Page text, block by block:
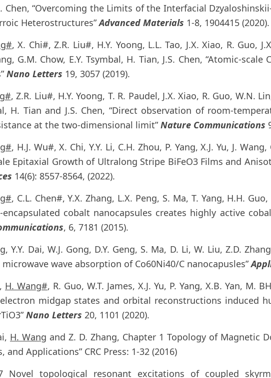
Chen, “Overcoming the Limits of the Interfacial
Heterostructures”Advanced Materials 1-8, 1904415 (2020).
, X. Chi#, Z.R. Liu#, H.Y. Yoong, L.L. Tao, J.X. Xiao, R. Guo,
G.M. Chow, E.Y. Tsymbal, H. Tian, J.S. Chen, “Atomic-
Nano Letters 19, 3057 (2019).
, Z.R. Liu#, H.Y. Yoong, T. R. Paudel, J.X. Xiao, R. Guo, W.N.
H. Tian and J.S. Chen, “Direct observation of room-
at the two-dimensional limit” Nature Communications
, H.J. Wu#, X. Chi, Y.Y. Li, C.H. Zhou, P. Yang, X.J. Yu, J.
Epitaxial Growth of Ultralong Stripe BiFeO3 Films and
14(6): 8557-8564, (2022).
, C.L. Chen#, Y.X. Zhang, L.X. Peng, S. Ma, T. Yang, H.H.
encapsulated cobalt nanocapsules creates highly active
, 6, 7181 (2015).
, Y.Y. Dai, W.J. Gong, D.Y. Geng, S. Ma, D. Li, W. Liu, Z.D.
microwave wave absorption of Co60Ni40/C nanocapusles”
H. Wang#, R. Guo, W.T. James, X.J. Yu, P. Yang, X.B. Yan, M.
midgap states and orbital reconstructions induced
Nano Letters 20, 1101 (2020).
H. Wang and Z. D. Zhang, Chapter 1 Topology of Magnetic
and Applications” CRC Press: 1-32 (2016)
Novel topological resonant excitations of coupled